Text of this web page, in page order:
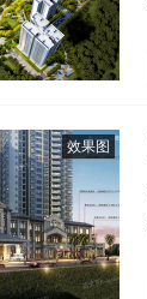
效果图